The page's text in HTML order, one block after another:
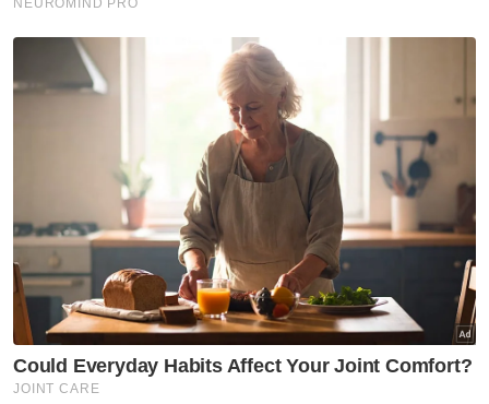
melakar keputusan terbaik dan
mengukuhkan kedudukan dalam carta liga
kali ini.
Sementara itu, ‘hero’ aksi final Piala FA
minggu lalu, Nathaniel Shio Hong Wan
berharap kesemua rakan sepasukan dapat
memberikan fokus pada aksi berdepan
Selangor FC dalam usaha meraih tiga mata
berharga di laman sendiri.
Katanya, biarpun menyedari bakal berdepan
tentangan sengit, beliau percaya
kesebelasan pemain mampu melakukan